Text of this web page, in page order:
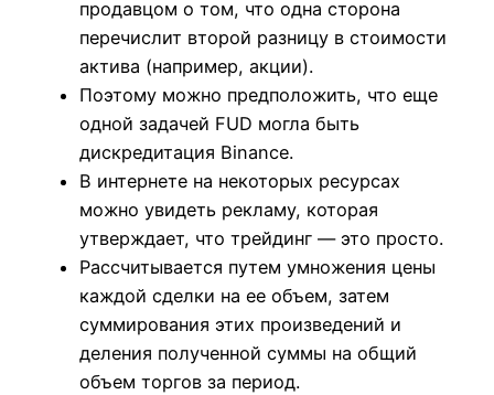
продавцом о том, что одна сторона
перечислит второй разницу в стоимости
актива (например, акции).
Поэтому можно предположить, что еще
одной задачей FUD могла быть
дискредитация Binance.
В интернете на некоторых ресурсах
можно увидеть рекламу, которая
утверждает, что трейдинг — это просто.
Рассчитывается путем умножения цены
каждой сделки на ее объем, затем
суммирования этих произведений и
деления полученной суммы на общий
объем торгов за период.